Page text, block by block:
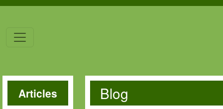
Articles Blog